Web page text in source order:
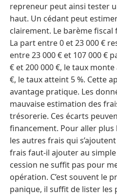
repreneur peut ainsi tester
haut. Un cédant peut
clairement. Le barème
La part entre 0 et 23 000 €
entre 23 000 € et 107 000 €
€ et 200 000 €, le taux monte
€, le taux atteint 5 %. Cette
avantage pratique. Les
mauvaise estimation des
trésorerie. Ces écarts
financement. Pour aller
les autres frais qui
frais faut-il ajouter au
cession ne suffit pas pour
opération. C’est souvent le
panique, il suffit de lister les